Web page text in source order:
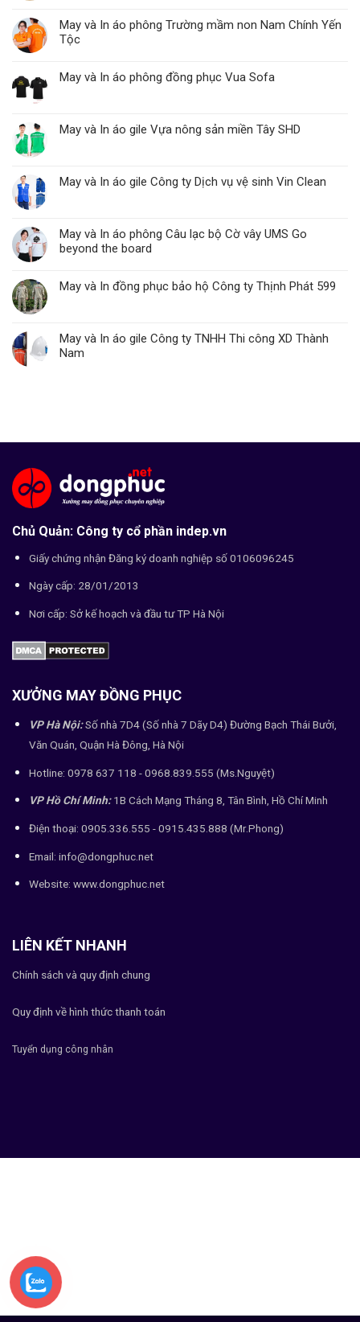
May và In áo phông Trường mầm non Nam Chính Yến
Tộc
May và In áo phông đồng phục Vua Sofa
May và In áo gile Vựa nông sản miền Tây SHD
May và In áo gile Công ty Dịch vụ vệ sinh Vin Clean
May và In áo phông Câu lạc bộ Cờ vây UMS Go
beyond the board
May và In đồng phục bảo hộ Công ty Thịnh Phát 599
May và In áo gile Công ty TNHH Thi công XD Thành
Nam
Chủ Quản: Công ty cổ phần indep.vn
Giấy chứng nhận Đăng ký doanh nghiệp số 0106096245
Ngày cấp: 28/01/2013
Nơi cấp: Sở kế hoạch và đầu tư TP Hà Nội
XƯỞNG MAY ĐỒNG PHỤC
VP Hà Nội:Số nhà 7D4 (Số nhà 7 Dãy D4) Đường Bạch Thái Bưởi,
Văn Quán, Quận Hà Đông, Hà Nội
Hotline: 0978 637 118 - 0968.839.555 (Ms.Nguyệt)
VP Hồ Chí Minh:1B Cách Mạng Tháng 8, Tân Bình, Hồ Chí Minh
Điện thoại: 0905.336.555 - 0915.435.888 (Mr.Phong)
Email: info@dongphuc.net
Website: www.dongphuc.net
LIÊN KẾT NHANH
Chính sách và quy định chung
Quy định về hình thức thanh toán
Tuyển dụng công nhân